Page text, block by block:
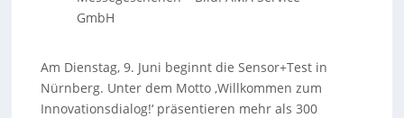
GmbH
Am Dienstag, 9. Juni beginnt die Sensor+Test in
Nürnberg. Unter dem Motto ‚Willkommen zum
Innovationsdialog!‘ präsentieren mehr als 300